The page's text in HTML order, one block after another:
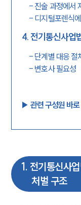
- 진술 과정에서
- 디지털포렌식
4.전기통신사업
- 단계별 대응 절
- 변호사 필요성
▶︎ 관련 구성원 바로
1. 전기통신사
처벌 구조